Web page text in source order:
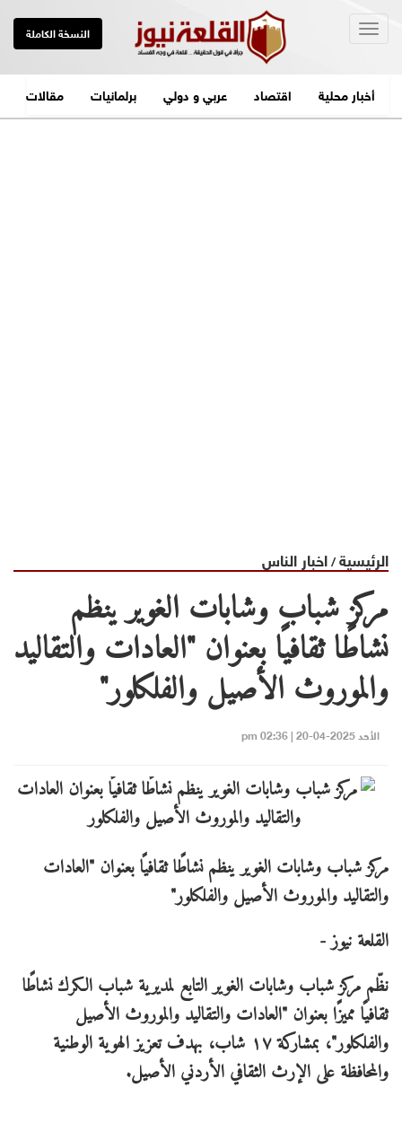
النسخة الكاملة
أخبار محلية اقتصاد عربي و دولي برلمانيات مقالات
الرئيسية/اخبار الناس
مركز شباب وشابات الغوير ينظم
نشاطًا ثقافيًا بعنوان "العادات والتقاليد
والموروث الأصيل والفلكلور"
الأحد 2025-04-20 | 02:36 pm
مركز شباب وشابات الغوير ينظم نشاطًا ثقافيًا بعنوان "العادات
والتقاليد والموروث الأصيل والفلكلور"
القلعة نيوز -
نظّم مركز شباب وشابات الغوير التابع لمديرية شباب الكرك نشاطًا
ثقافيًا مميزًا بعنوان "العادات والتقاليد والموروث الأصيل
والفلكلور"، بمشاركة ١٧ شاب، بهدف تعزيز الهوية الوطنية
والمحافظة على الإرث الثقافي الأردني الأصيل.